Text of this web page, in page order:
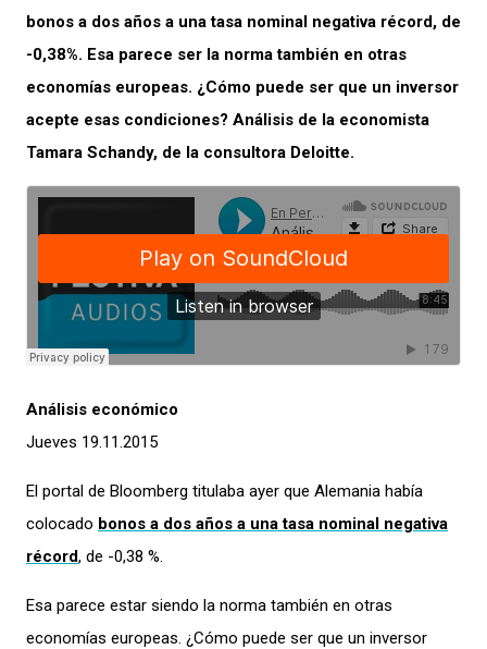
bonos a dos años a una tasa nominal negativa récord, de
-0,38%. Esa parece ser la norma también en otras
economías europeas. ¿Cómo puede ser que un inversor
acepte esas condiciones? Análisis de la economista
Tamara Schandy, de la consultora Deloitte.
Análisis económico
Jueves 19.11.2015
El portal de Bloomberg titulaba ayer que Alemania había
colocado bonos a dos años a una tasa nominal negativa
récord, de -0,38 %.
Esa parece estar siendo la norma también en otras
economías europeas. ¿Cómo puede ser que un inversor